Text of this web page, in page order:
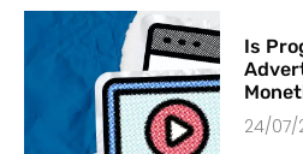
Is
24/07/